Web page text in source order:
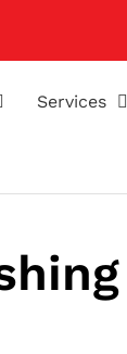
Services